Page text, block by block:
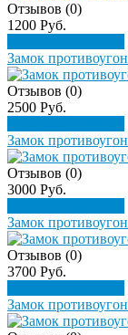
Отзывов (0)
1200 Руб.
Замок
Отзывов (0)
2500 Руб.
Замок
Отзывов (0)
3000 Руб.
Замок
Отзывов (0)
3700 Руб.
Замок